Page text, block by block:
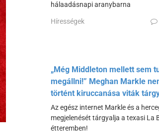
hálaadásnapi aranybarna
Hírességek
„Még Middleton mellett sem
megállni!” Meghan Markle
történt kiruccanása viták
Az egész internet Markle és a
megjelenését tárgyalja a texasi La
étteremben!